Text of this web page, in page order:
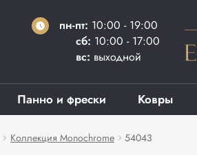
пн-пт: 10:00 - 19:00
сб: 10:00 - 17:00
вс: выходной
Панно и фрески Ковры
Коллекция Monochrome 54043